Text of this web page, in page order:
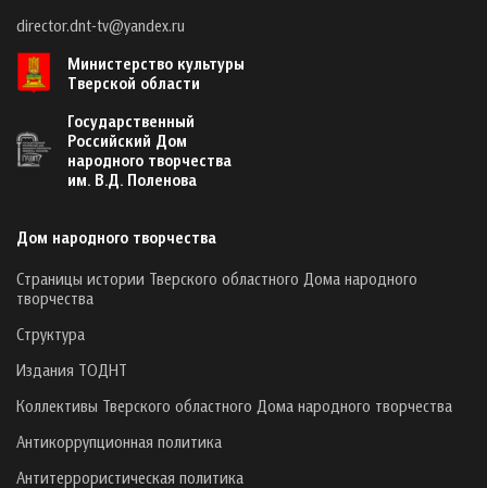
director.dnt-tv@yandex.ru
Министерство культуры
Тверской области
Государственный
Российский Дом
народного творчества
им. В.Д. Поленова
Дом народного творчества
Страницы истории Тверского областного Дома народного
творчества
Структура
Издания ТОДНТ
Коллективы Тверского областного Дома народного творчества
Антикоррупционная политика
Антитеррористическая политика